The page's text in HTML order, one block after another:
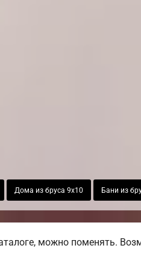
Дома из бруса 9х10 Бани из
можно поменять.